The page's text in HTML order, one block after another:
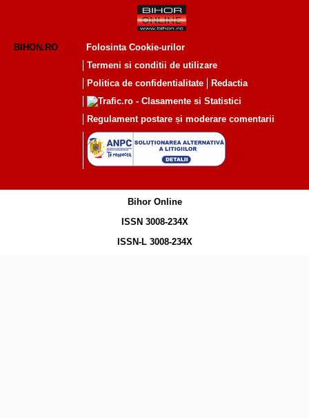
BIHON.RO
Folosinta Cookie-urilor
Termeni si conditii de utilizare
Politica de confidentialitate
Redactia
Regulament postare și moderare comentarii
Bihor Online
ISSN 3008-234X
ISSN-L 3008-234X